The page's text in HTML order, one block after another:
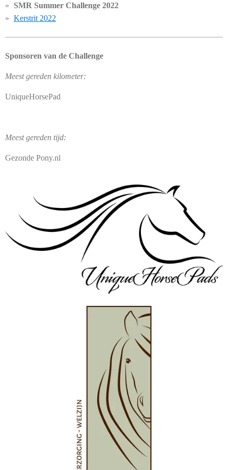
SMR Summer Challenge 2022
Kerstrit 2022
Sponsoren van de Challenge
Meest gereden kilometer:
UniqueHorsePad
Meest gereden tijd:
Gezonde Pony.nl